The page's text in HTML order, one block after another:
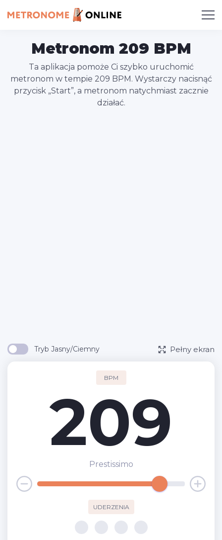
Metronom 209 BPM
Ta aplikacja pomoże Ci szybko uruchomić
metronom w tempie 209 BPM. Wystarczy nacisnąć
przycisk „Start”, a metronom natychmiast zacznie
działać.
Tryb Jasny/Ciemny Pełny ekran
BPM
209
Prestissimo
UDERZENIA